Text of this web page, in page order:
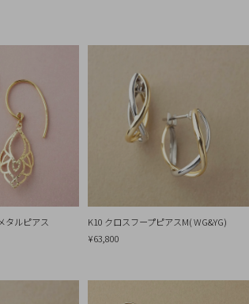
タルピアス
K10 クロスフープピアスM( WG&YG)
¥63,800
リセット